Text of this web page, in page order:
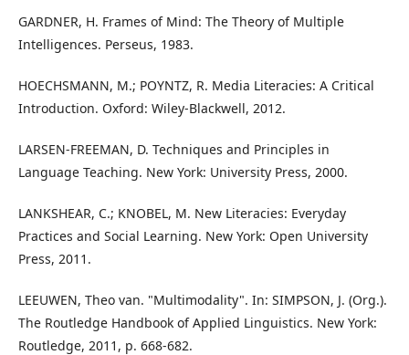
GARDNER, H. Frames of Mind: The Theory of Multiple
Intelligences. Perseus, 1983.
HOECHSMANN, M.; POYNTZ, R. Media Literacies: A Critical
Introduction. Oxford: Wiley-Blackwell, 2012.
LARSEN-FREEMAN, D. Techniques and Principles in
Language Teaching. New York: University Press, 2000.
LANKSHEAR, C.; KNOBEL, M. New Literacies: Everyday
Practices and Social Learning. New York: Open University
Press, 2011.
LEEUWEN, Theo van. "Multimodality". In: SIMPSON, J. (Org.).
The Routledge Handbook of Applied Linguistics. New York:
Routledge, 2011, p. 668-682.